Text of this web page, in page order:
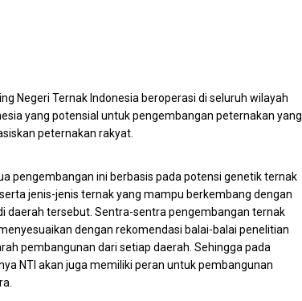
Negeri Ternak Indonesia beroperasi di seluruh wilayah
yang potensial untuk pengembangan peternakan yang
peternakan rakyat.
pengembangan ini berbasis pada potensi genetik ternak
jenis-jenis ternak yang mampu berkembang dengan
daerah tersebut. Sentra-sentra pengembangan ternak
dengan rekomendasi balai-balai penelitian
pembangunan dari setiap daerah. Sehingga pada
NTI akan juga memiliki peran untuk pembangunan